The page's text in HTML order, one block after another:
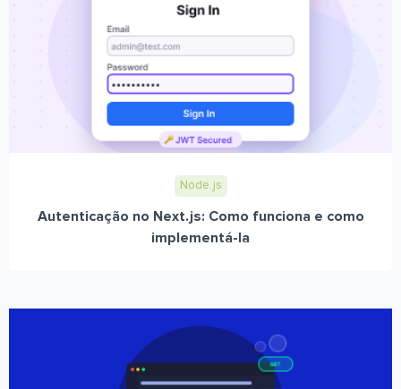
Node.js
Autenticação no Next.js: Como funciona e como
implementá-la